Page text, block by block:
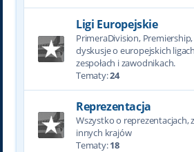
Ligi Europejskie
PrimeraDivision,
dyskusje o europejskich
zespołach i zawodnikach.
Tematy:24
Reprezentacja
Wszystko o reprezentacjach,
innych krajów
Tematy:18